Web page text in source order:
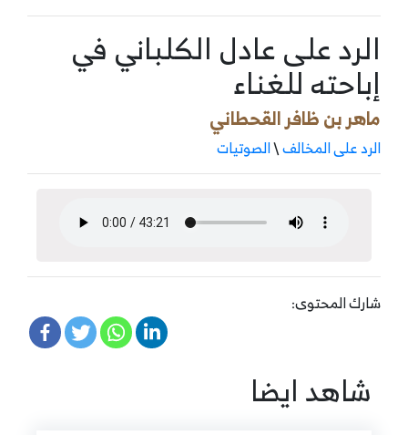
الرد على عادل الكلباني في
إباحته للغناء
ماهر بن ظافر القحطاني
الرد على المخالف\الصوتيات
شارك المحتوى:
شاهد ايضا